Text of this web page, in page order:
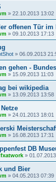
» 22.10.2013 13:02
offenen Tür
» 09.10.2013 17:13
» 06.09.2013
gehen -
» 15.09.2013 11:03
bei wikipedia
» 13.09.2013 13:58
» 24.01.2013 18:01
» 16.08.2013 17:31
DB
»
und Bier
» 04.05.2013 07:39